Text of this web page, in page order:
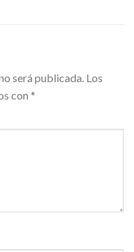
será publicada. Los
con *